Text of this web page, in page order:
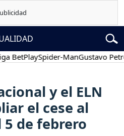
Spider-ManGustavo Petro
y el ELN
el cese al
de febrero